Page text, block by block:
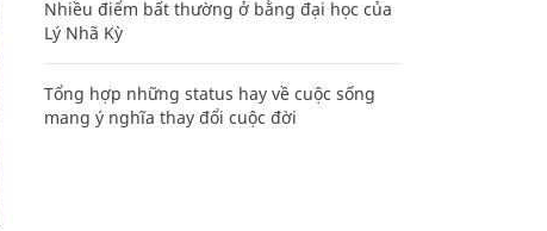
Nhiều điểm bất thường ở bằng đại học của
Lý Nhã Kỳ
Tổng hợp những status hay về cuộc sống
mang ý nghĩa thay đổi cuộc đời